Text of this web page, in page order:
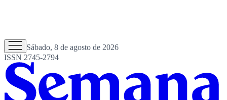
Sábado, 8 de agosto de 2026
ISSN 2745-2794